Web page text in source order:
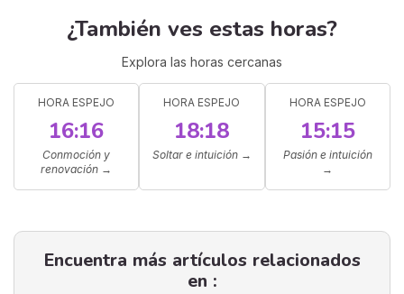
¿También ves estas horas?
Explora las horas cercanas
HORA ESPEJO
16:16
Conmoción y
renovación →
HORA ESPEJO
18:18
Soltar e intuición→
HORA ESPEJO
15:15
Pasión e intuición
→
Encuentra más artículos relacionados
en :